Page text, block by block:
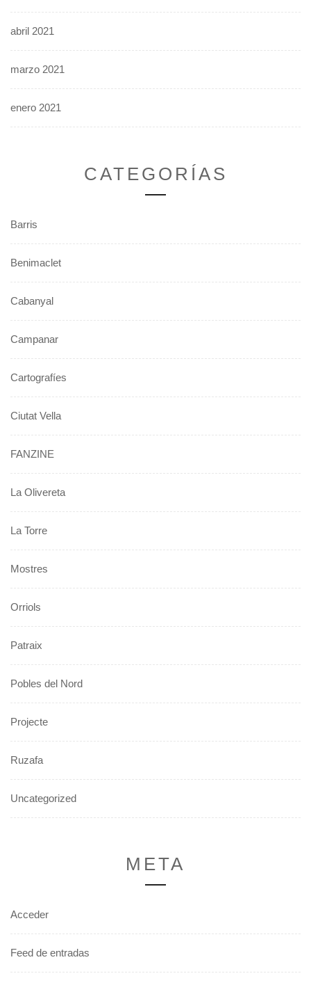
abril 2021
marzo 2021
enero 2021
CATEGORÍAS
Barris
Benimaclet
Cabanyal
Campanar
Cartografíes
Ciutat Vella
FANZINE
La Olivereta
La Torre
Mostres
Orriols
Patraix
Pobles del Nord
Projecte
Ruzafa
Uncategorized
META
Acceder
Feed de entradas